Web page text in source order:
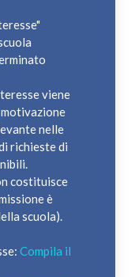
viene
nelle
richieste di
costituisce
è
scuola).
Compila il